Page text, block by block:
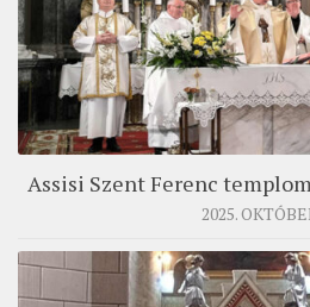
Assisi Szent Ferenc
2025.